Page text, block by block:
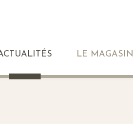
LE MAGASIN